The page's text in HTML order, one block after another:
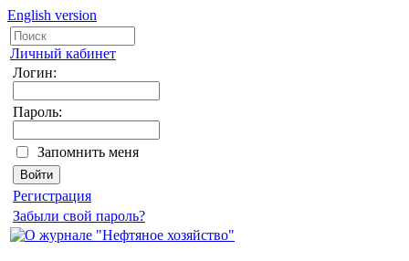
English version
Личный кабинет
Логин:
Пароль:
Запомнить меня
Регистрация
Забыли свой пароль?